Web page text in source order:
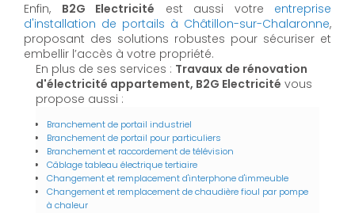
Enfin, B2G Electricité est aussi votre entreprise
d'installation de portails à Châtillon-sur-Chalaronne,
proposant des solutions robustes pour sécuriser et
embellir l’accès à votre propriété.
En plus de ses services : Travaux de rénovation
d'électricité appartement, B2G Electricité vous
propose aussi :
Branchement de portail industriel
Branchement de portail pour particuliers
Branchement et raccordement de télévision
Câblage tableau électrique tertiaire
Changement et remplacement d'interphone d'immeuble
Changement et remplacement de chaudière fioul par pompe
à chaleur